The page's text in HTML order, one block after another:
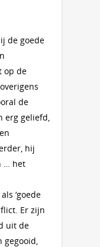
de goede
op de
de
erg geliefd,
hij
… het
‘goede
Er zijn
uit de
gegooid,